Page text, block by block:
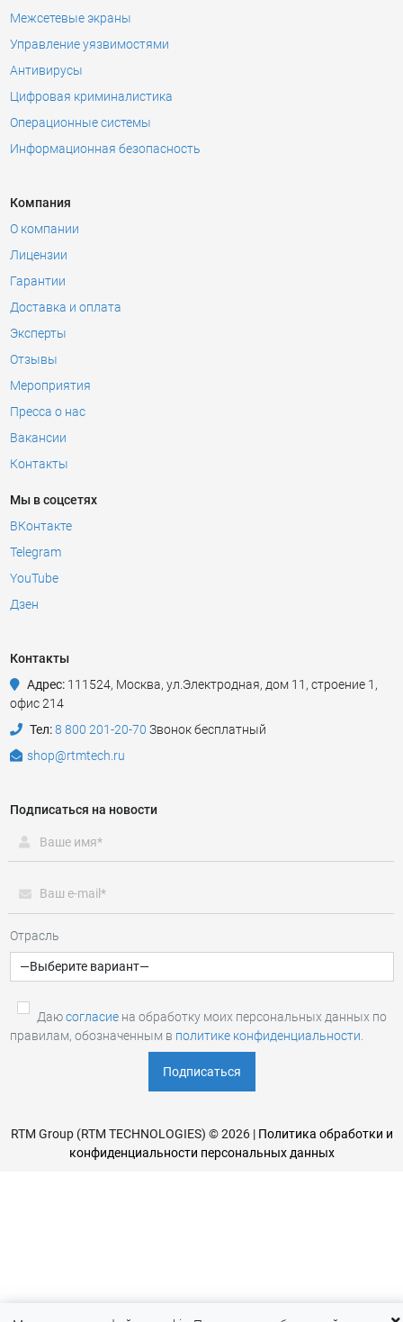
Межсетевые экраны
Управление уязвимостями
Антивирусы
Цифровая криминалистика
Операционные системы
Информационная безопасность
Компания
О компании
Лицензии
Гарантии
Доставка и оплата
Эксперты
Отзывы
Мероприятия
Пресса о нас
Вакансии
Контакты
Мы в соцсетях
ВКонтакте
Telegram
YouTube
Дзен
Контакты
Адрес: 111524, Москва, ул.Электродная, дом 11, строение 1,
офис 214
Тел:8 800 201-20-70 Звонок бесплатный
shop@rtmtech.ru
Подписаться на новости
Отрасль
Даюсогласиена обработку моих персональных данных по
правилам, обозначенным в политике конфиденциальности
RTM Group (RTM TECHNOLOGIES) © 2026 | Политика обработки и
конфиденциальности персональных данных